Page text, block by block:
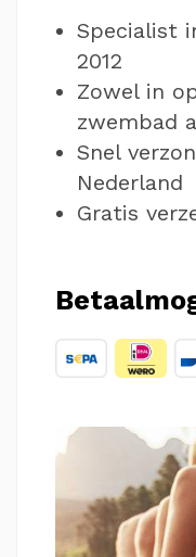
Specialist
2012
Zowel in
zwembad
Snel
Nederland
Gratis